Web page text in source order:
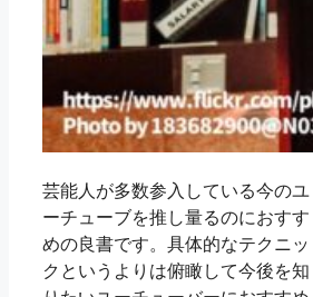
芸能人が多数参入している今のユ
ーチューブを推し量るのにおすす
めの良書です。具体的なテクニッ
クというよりは俯瞰して今後を知